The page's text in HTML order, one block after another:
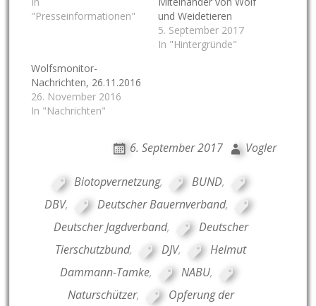
"Presseinformationen"
und Weidetieren
5. September 2017
In "Hintergründe"
Wolfsmonitor-
Nachrichten, 26.11.2016
26. November 2016
In "Nachrichten"
6. September 2017 Vogler
Biotopvernetzung, BUND,
DBV, Deutscher Bauernverband,
Deutscher Jagdverband,
Deutscher
Tierschutzbund, DJV,
Helmut
Dammann-Tamke, NABU,
Naturschützer,
Opferung der